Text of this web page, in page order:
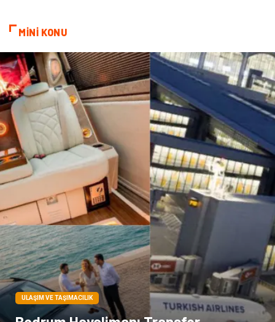
Bilişim televizyon
Bebek Giyim Dernekler ve Birlikler
çiçek İnternet
Tarım & Hayvancılık Endüstriyel Ürünler
MİNİ KONU
ULAŞIM VE TAŞIMACILIK